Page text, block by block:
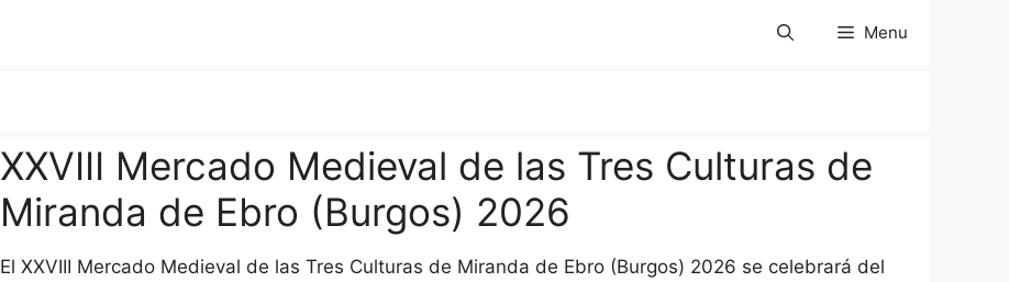
Menu
XXVIII Mercado Medieval de las Tres Culturas de
Miranda de Ebro (Burgos) 2026
El XXVIII Mercado Medieval de las Tres Culturas de Miranda de Ebro (Burgos) 2026 se celebrará del